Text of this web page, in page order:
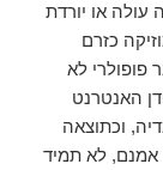
עולה או יורדת
כזרם
פופולרי לא
האנטרנט
וכתוצאה
אמנם, לא תמיד